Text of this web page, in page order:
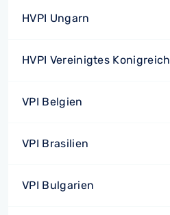
HVPI Ungarn
HVPI Vereinigtes Konigreich
VPI Belgien
VPI Brasilien
VPI Bulgarien